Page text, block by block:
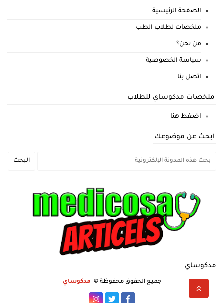
الصفحة الرئيسية
ملخصات لطلاب الطب
من نحن؟
سياسة الخصوصية
اتصل بنا
ملخصات مدكوساي للطلاب
اضغط هنا
ابحث عن موضوعك
مدكوساي
جميع الحقوق محفوظة © مدكوساي